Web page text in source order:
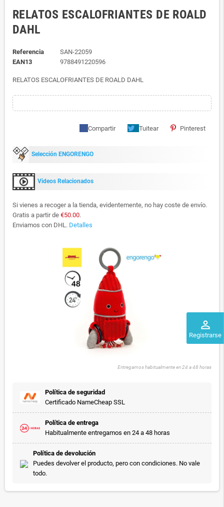
perm_identity
Registrarse
RELATOS ESCALOFRIANTES DE ROALD
DAHL
Referencia
SAN-22059
EAN13
9788491220596
RELATOS ESCALOFRIANTES DE ROALD DAHL
Compartir Tuitear Pinterest
Selección ENGORENGO
Videos Relacionados
Si vienes a recoger a la tienda, evidentemente, no hay coste de envío.
Gratis a partir de €50.00.
Enviamos con DHL. Detalles
Entregamos habitualmente en 24 a 48 horas
Política de seguridad
Certificado NameCheap SSL
Política de entrega
Habitualmente entregamos en 24 a 48 horas
Política de devolución
Puedes devolver el producto, pero con condiciones. No vale
todo.